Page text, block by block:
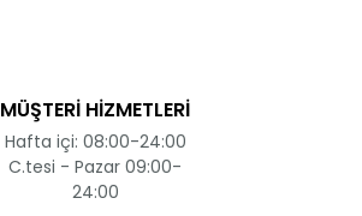
MÜŞTERİ HİZMETLERİ
Hafta içi: 08:00-24:00
C.tesi - Pazar 09:00-
24:00